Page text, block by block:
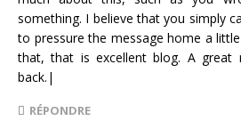
something. I believe that you simply
to pressure the message home a
that, that is excellent blog. A great
back.|
RÉPONDRE